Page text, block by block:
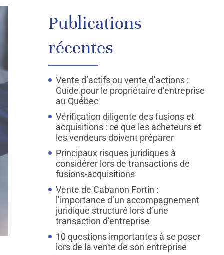
Publications
récentes
Vente d’actifs ou vente d’actions :
Guide pour le propriétaire d’entreprise
au Québec
Vérification diligente des fusions et
acquisitions : ce que les acheteurs et
les vendeurs doivent préparer
Principaux risques juridiques à
considérer lors de transactions de
fusions-acquisitions
Vente de Cabanon Fortin :
l’importance d’un accompagnement
juridique structuré lors d’une
transaction d’entreprise
10 questions importantes à se poser
lors de la vente de son entreprise